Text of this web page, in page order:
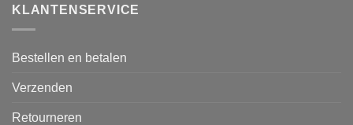
KLANTENSERVICE
Bestellen en betalen
Verzenden
Retourneren